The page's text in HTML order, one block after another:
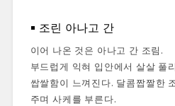
조린 아나고 간
이어 나온 것은 아나고 간 조림.
부드럽게 익혀 입안에서 살살 풀
쌉쌀함이 느껴진다. 달콤짭짤한
주며 사케를 부른다.